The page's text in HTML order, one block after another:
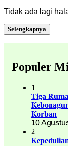
Tidak ada lagi
Selengkapnya
Populer
1
Tiga
Korban
10
2